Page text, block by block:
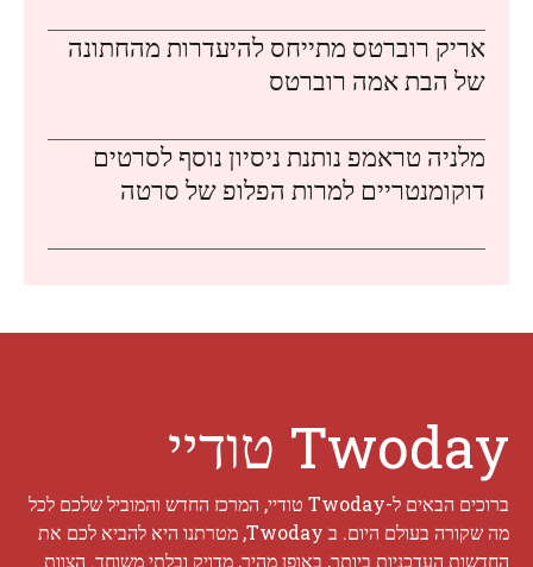
אריק רוברטס מתייחס להיעדרות מהחתונה
של הבת אמה רוברטס
מלניה טראמפ נותנת ניסיון נוסף לסרטים
דוקומנטריים למרות הפלופ של סרטה
Twoday טודיי
ברוכים הבאים ל-Twoday טודיי, המרכז החדש והמוביל שלכם לכל
מה שקורה בעולם היום. ב Twoday, מטרתנו היא להביא לכם את
החדשות העדכניות ביותר, באופן מהיר, מדויק ובלתי משוחד. הצוות